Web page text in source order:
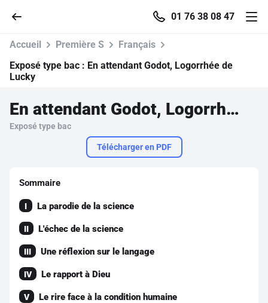
01 76 38 08 47
Parcourir
Se connecter
S'inscrire gratuitement
Pour profiter de 10 contenus offerts.
Accueil Première S
Français
Exposé type bac : En attendant Godot, Logorrhée de
Lucky
En attendant Godot, Logorrhée de Lucky
Exposé type bac
Télécharger en PDF
Sommaire
I La parodie de la science
II L'échec de la science
III Une réflexion sur le langage
IV Le rapport à Dieu
V Le rire face à la condition humaine